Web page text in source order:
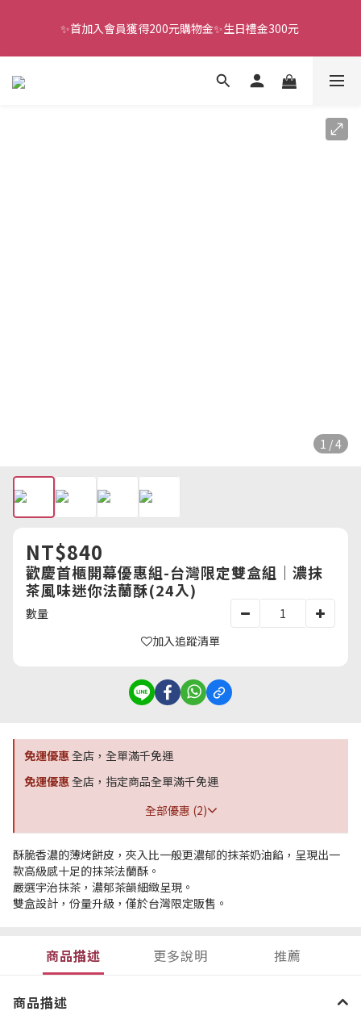
全館滿千免運
✨首加入會員獲得200元購物金✨生日禮金300元
1 / 4
NT$840
歡慶首櫃開幕優惠組-台灣限定雙盒組｜濃抹
茶風味迷你法蘭酥(24入)
數量
加入追蹤清單
免運優惠全店，全單滿千免運
免運優惠全店，指定商品全單滿千免運
全部優惠 (2)
酥脆香濃的薄烤餅皮，夾入比一般更濃郁的抹茶奶油餡，呈現出一
款高級感十足的抹茶法蘭酥。
嚴選宇治抹茶，濃郁茶韻細緻呈現。
雙盒設計，份量升級，僅於台灣限定販售。
商品描述 更多說明 推薦
商品描述